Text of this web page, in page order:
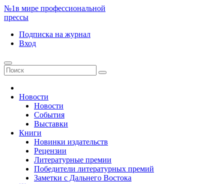
№1в мире профессиональной
прессы
Подписка на журнал
Вход
Новости
Новости
События
Выставки
Книги
Новинки издательств
Рецензии
Литературные премии
Победители литературных премий
Заметки с Дальнего Востока